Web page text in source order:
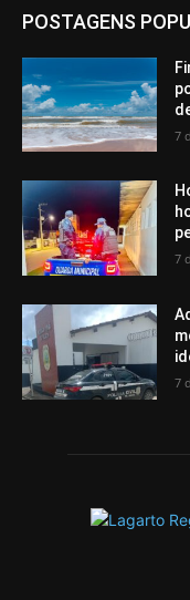
POSTAGENS
7
7
7